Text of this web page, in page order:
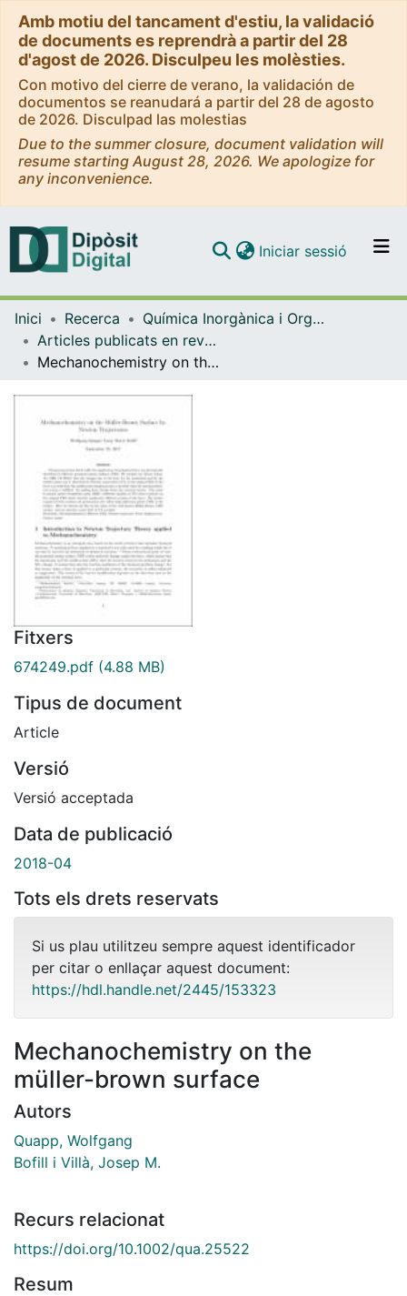
Amb motiu del tancament d'estiu, la validació
de documents es reprendrà a partir del 28
d'agost de 2026. Disculpeu les molèsties.
Con motivo del cierre de verano, la validación de
documentos se reanudará a partir del 28 de agosto
de 2026. Disculpad las molestias
Due to the summer closure, document validation will
resume starting August 28, 2026. We apologize for
any inconvenience.
Navega per tot el DD
Com publicar
Contacte
Iniciar sessió (current)
Inici Recerca
Química Inorgànica i Orgànica
Articles publicats en revistes (Química Inorgànica i Orgànica)
Mechanochemistry on the müller-brown surface
Fitxers
674249.pdf (4.88 MB)
Tipus de document
Article
Versió
Versió acceptada
Data de publicació
2018-04
Tots els drets reservats
Si us plau utilitzeu sempre aquest identificador
per citar o enllaçar aquest document:
https://hdl.handle.net/2445/153323
Mechanochemistry on the
müller-brown surface
Autors
Quapp, Wolfgang
Bofill i Villà, Josep M.
Recurs relacionat
https://doi.org/10.1002/qua.25522
Resum